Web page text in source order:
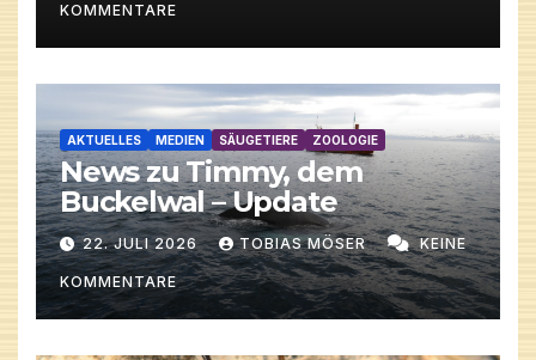
KOMMENTARE
AKTUELLES MEDIEN SÄUGETIERE ZOOLOGIE
News zu Timmy, dem
Buckelwal – Update
22. JULI 2026 TOBIAS MÖSER KEINE
KOMMENTARE